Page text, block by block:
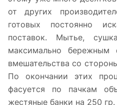
от других
готовых постоянно
поставок. Мытье,
максимально бережным
вмешательства со
По окончании этих
фасуется по пачкам
жестяные банки на 250 гр.